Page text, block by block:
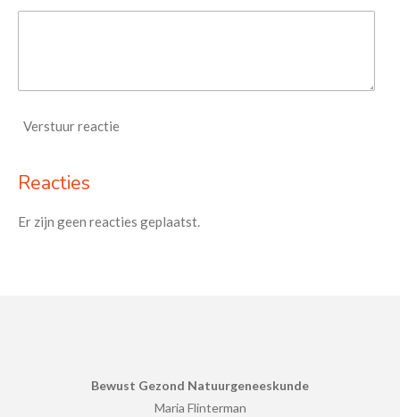
Verstuur reactie
Reacties
Er zijn geen reacties geplaatst.
Bewust Gezond Natuurgeneeskunde
Maria Flinterman